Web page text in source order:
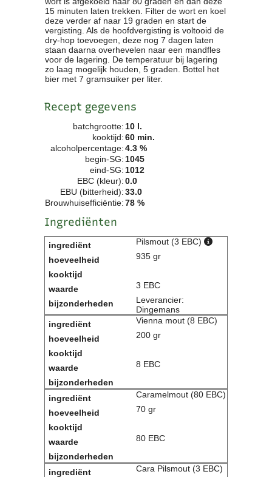
15 minuten laten trekken. Filter de wort en koel
deze verder af naar 19 graden en start de
vergisting. Als de hoofdvergisting is voltooid de
dry-hop toevoegen, deze nog 7 dagen laten
staan daarna overhevelen naar een mandfles
voor de lagering. De temperatuur bij lagering
zo laag mogelijk houden, 5 graden. Bottel het
bier met 7 gramsuiker per liter.
Recept gegevens
batchgrootte: 10 l.
kooktijd:60 min.
alcoholpercentage:4.3 %
begin-SG: 1045
eind-SG: 1012
EBC (kleur):0.0
EBU (bitterheid):33.0
Brouwhuisefficiëntie:78 %
Ingrediënten
Pilsmout (3 EBC)
935 gr
3 EBC
Leverancier:
Dingemans
Vienna mout (8 EBC)
200 gr
8 EBC
Caramelmout (80 EBC)
70 gr
80 EBC
Cara Pilsmout (3 EBC)
Recepten
Recepten
Zoeken
Bericht
Lid worden
Brouwcursus
Media
Artikelen
Foto's
Links
Nieuwsflitsen
Video
Sponsoren
Inloggen